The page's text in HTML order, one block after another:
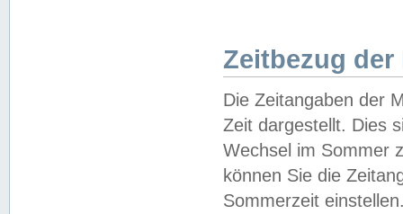
Zeitbezug der
Die Zeitangaben der
Zeit dargestellt. Dies
Wechsel im Sommer
können Sie die
Sommerzeit